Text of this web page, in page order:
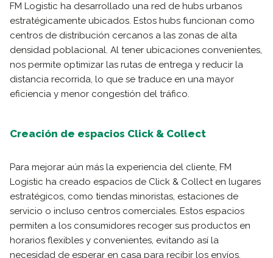
FM Logistic ha desarrollado una red de hubs urbanos
estratégicamente ubicados. Estos hubs funcionan como
centros de distribución cercanos a las zonas de alta
densidad poblacional. Al tener ubicaciones convenientes,
nos permite optimizar las rutas de entrega y reducir la
distancia recorrida, lo que se traduce en una mayor
eficiencia y menor congestión del tráfico.
Creación de espacios Click & Collect
Para mejorar aún más la experiencia del cliente, FM
Logistic ha creado espacios de Click & Collect en lugares
estratégicos, como tiendas minoristas, estaciones de
servicio o incluso centros comerciales. Estos espacios
permiten a los consumidores recoger sus productos en
horarios flexibles y convenientes, evitando así la
necesidad de esperar en casa para recibir los envíos.